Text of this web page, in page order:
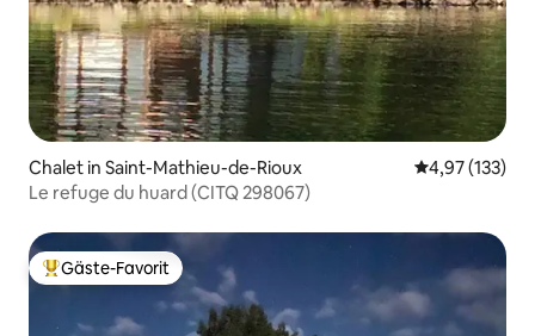
Chalet in Saint-Mathieu-de-Rioux
4,97 (133)
Le refuge du huard (CITQ 298067)
Beliebter Gäste-Favorit.
Gäste-Favorit